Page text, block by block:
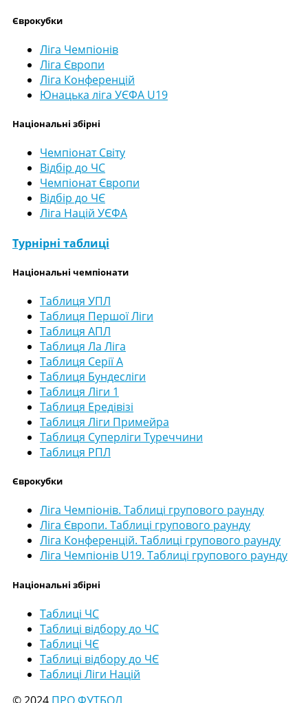
Єврокубки
Ліга Чемпіонів
Ліга Європи
Ліга Конференцій
Юнацька ліга УЄФА U19
Національні збірні
Чемпіонат Світу
Відбір до ЧС
Чемпіонат Європи
Відбір до ЧЄ
Ліга Націй УЄФА
Турнірні таблиці
Національні чемпіонати
Таблиця УПЛ
Таблиця Першої Ліги
Таблиця АПЛ
Таблиця Ла Ліга
Таблиця Серії А
Таблиця Бундесліги
Таблиця Ліги 1
Таблиця Ередівізі
Таблиця Ліги Примейра
Таблиця Суперліги Туреччини
Таблиця РПЛ
Єврокубки
Ліга Чемпіонів. Таблиці групового раунду
Ліга Європи. Таблиці групового раунду
Ліга Конференцій. Таблиці групового раунду
Ліга Чемпіонів U19. Таблиці групового раунду
Національні збірні
Таблиці ЧС
Таблиці відбору до ЧС
Таблиці ЧЄ
Таблиці відбору до ЧЄ
Таблиці Ліги Націй